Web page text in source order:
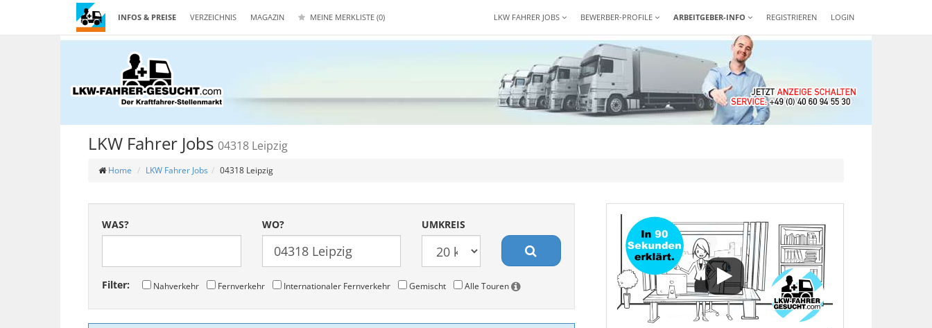
INFOS & PREISE VERZEICHNIS MAGAZIN MEINE MERKLISTE (0) REGISTRIEREN LOGIN
LKW FAHRER JOBS BEWERBER-PROFILE ARBEITGEBER-INFO
LKW Fahrer Jobs 04318 Leipzig
Home LKW Fahrer Jobs 04318 Leipzig
WAS? WO? UMKREIS
Filter: Nahverkehr Fernverkehr Internationaler Fernverkehr Gemischt Alle Touren